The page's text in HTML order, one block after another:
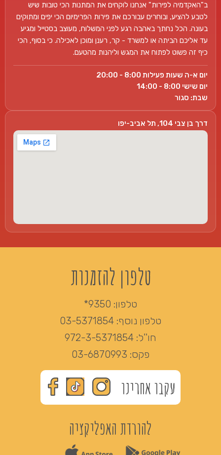
ב"האקדמיה לפירות" אנחנו לוקחים את המתנות הכי טובות שיש
לטבע להציע, ובוחרים עבורכם את פירות הפרימיום הכי יפים ומתוקים
בעונה. הכל נחתך באהבה רגע לפני המשלוח, מעוצב בסטייל ומגיע
עד אליכם הביתה או למשרד - קר, רענן ומוכן לאכילה. כי בסוף, הכי
כיף זה פשוט לפתוח את המגש וליהנות מהטעם.
יום א-ה שעות פעילות 8:00 - 20:00
יום שישי 8:00 - 14:00
שבת: סגור
דרך בן צבי 104, תל אביב-יפו
טלפון להזמנות
טלפון: 9350*
טלפון נוסף: 03-5371854
חו''ל: 972-3-5371854
פקס: 03-6870993
עקבו אחרינו
להורדת האפליקציה